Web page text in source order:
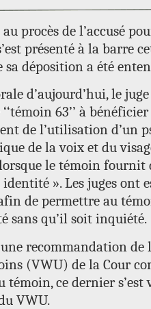
procès de l’accusé
présenté à la barre
déposition a été
d’aujourd’hui, le
63’’ à
de l’utilisation d’un
de la voix et du
le témoin
». Les juges ont
de permettre au
sans qu’il soit inquiété.
recommandation de
(VWU) de la Cour
ce dernier s’est
VWU.